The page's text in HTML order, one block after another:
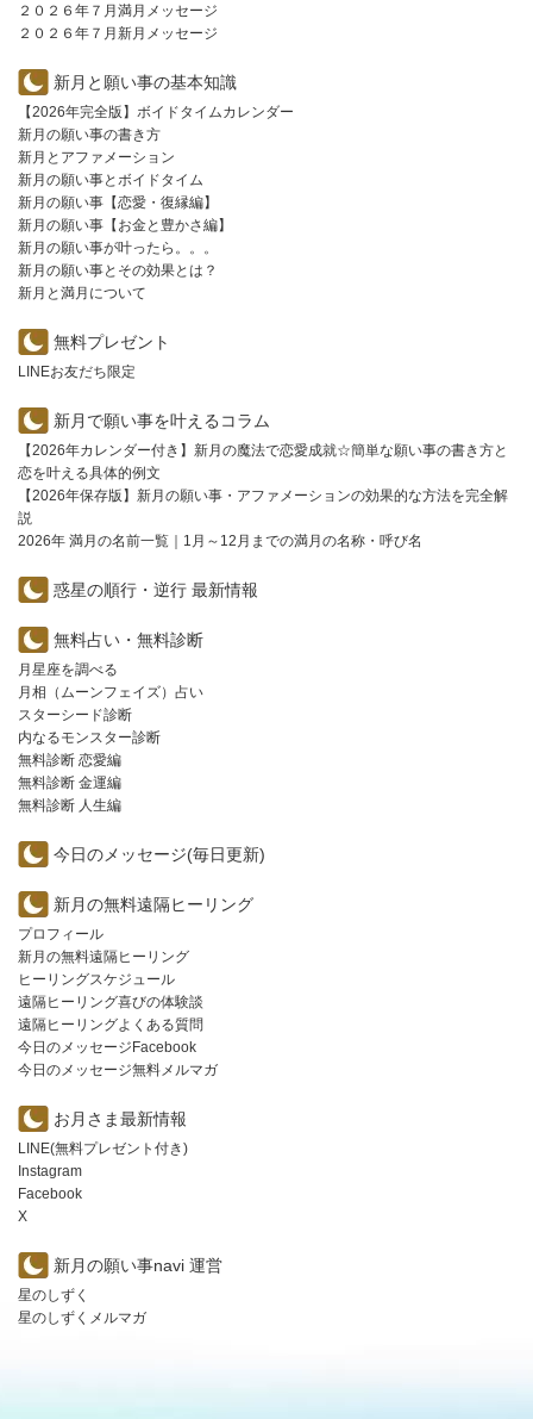
２０２６年７月満月メッセージ
２０２６年７月新月メッセージ
新月と願い事の基本知識
【2026年完全版】ボイドタイムカレンダー
新月の願い事の書き方
新月とアファメーション
新月の願い事とボイドタイム
新月の願い事【恋愛・復縁編】
新月の願い事【お金と豊かさ編】
新月の願い事が叶ったら。。。
新月の願い事とその効果とは？
新月と満月について
無料プレゼント
LINEお友だち限定
新月で願い事を叶えるコラム
【2026年カレンダー付き】新月の魔法で恋愛成就☆簡単な願い事の書き方と
恋を叶える具体的例文
【2026年保存版】新月の願い事・アファメーションの効果的な方法を完全解
説
2026年 満月の名前一覧｜1月～12月までの満月の名称・呼び名
惑星の順行・逆行 最新情報
無料占い・無料診断
月星座を調べる
月相（ムーンフェイズ）占い
スターシード診断
内なるモンスター診断
無料診断 恋愛編
無料診断 金運編
無料診断 人生編
今日のメッセージ(毎日更新)
新月の無料遠隔ヒーリング
プロフィール
新月の無料遠隔ヒーリング
ヒーリングスケジュール
遠隔ヒーリング喜びの体験談
遠隔ヒーリングよくある質問
今日のメッセージFacebook
今日のメッセージ無料メルマガ
お月さま最新情報
LINE(無料プレゼント付き)
Instagram
Facebook
X
新月の願い事navi 運営
星のしずく
星のしずくメルマガ